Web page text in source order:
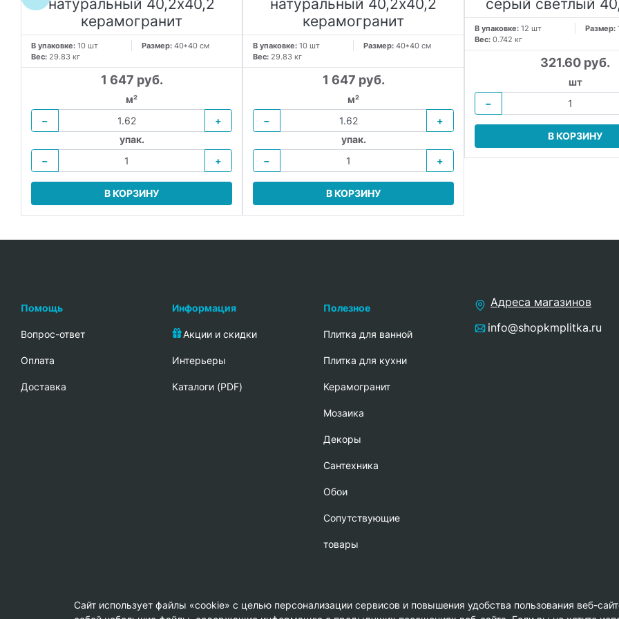
натуральный 40,2х40,2
керамогранит
В упаковке: 10 шт Размер: 40*40 см
Вес: 29.83 кг
1 647 руб.
м²
−
+
упак.
−
+
В КОРЗИНУ
натуральный 40,2х40,2
керамогранит
В упаковке: 10 шт Размер: 40*40 см
Вес: 29.83 кг
1 647 руб.
м²
−
+
упак.
−
+
В КОРЗИНУ
серый светлый
В упаковке: 12 шт Размер:
Вес: 0.742 кг
321.60 руб.
шт
−
В КОРЗИНУ
Помощь
Вопрос-ответ
Oплата
Доставка
Информация
Акции и скидки
Интерьеры
Каталоги (PDF)
Полезное
Плитка для ванной
Плитка для кухни
Керамогранит
Мозаика
Декоры
Сантехника
Обои
Сопутствующие
товары
Адреса магазинов
info@shopkmplitka.ru
Сайт использует файлы «cookie» с целью персонализации сервисов и повышения удобства пользования веб-